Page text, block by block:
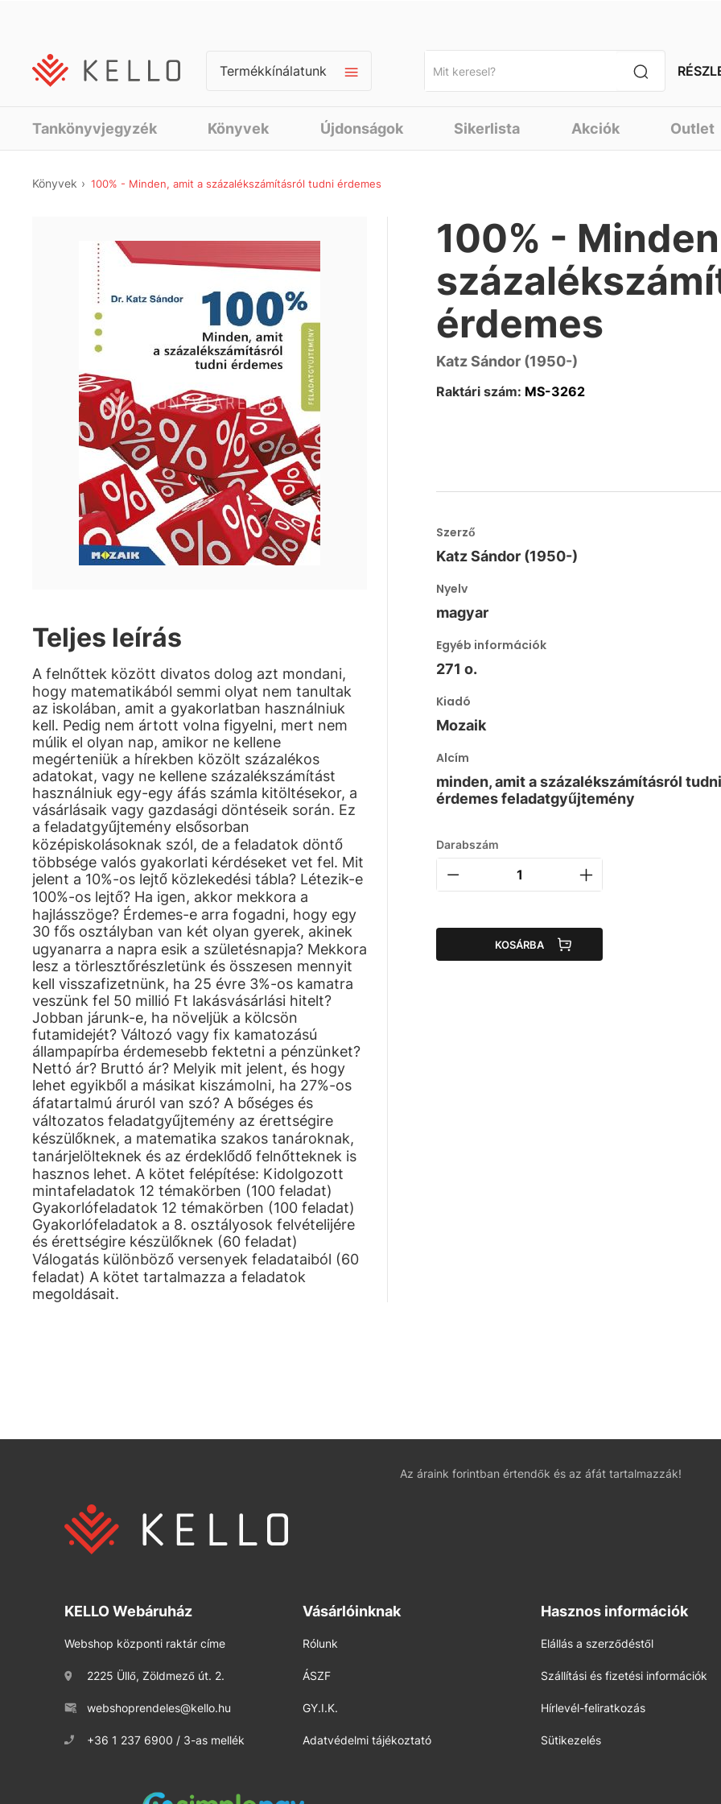
Termékkínálatunk
Tankönyvjegyzék Könyvek Újdonságok Sikerlista Akciók Outlet
Könyvek 100% - Minden, amit a százalékszámításról tudni érdemes
Teljes leírás
A felnőttek között divatos dolog azt mondani,
hogy matematikából semmi olyat nem tanultak
az iskolában, amit a gyakorlatban használniuk
kell. Pedig nem ártott volna figyelni, mert nem
múlik el olyan nap, amikor ne kellene
megérteniük a hírekben közölt százalékos
adatokat, vagy ne kellene százalékszámítást
használniuk egy-egy áfás számla kitöltésekor, a
vásárlásaik vagy gazdasági döntéseik során. Ez
a feladatgyűjtemény elsősorban
középiskolásoknak szól, de a feladatok döntő
többsége valós gyakorlati kérdéseket vet fel. Mit
jelent a 10%-os lejtő közlekedési tábla? Létezik-e
100%-os lejtő? Ha igen, akkor mekkora a
hajlásszöge? Érdemes-e arra fogadni, hogy egy
30 fős osztályban van két olyan gyerek, akinek
ugyanarra a napra esik a születésnapja? Mekkora
lesz a törlesztőrészletünk és összesen mennyit
kell visszafizetnünk, ha 25 évre 3%-os kamatra
veszünk fel 50 millió Ft lakásvásárlási hitelt?
Jobban járunk-e, ha növeljük a kölcsön
futamidejét? Változó vagy fix kamatozású
állampapírba érdemesebb fektetni a pénzünket?
Nettó ár? Bruttó ár? Melyik mit jelent, és hogy
lehet egyikből a másikat kiszámolni, ha 27%-os
áfatartalmú áruról van szó? A bőséges és
változatos feladatgyűjtemény az érettségire
készülőknek, a matematika szakos tanároknak,
tanárjelölteknek és az érdeklődő felnőtteknek is
hasznos lehet. A kötet felépítése: Kidolgozott
mintafeladatok 12 témakörben (100 feladat)
Gyakorlófeladatok 12 témakörben (100 feladat)
Gyakorlófeladatok a 8. osztályosok felvételijére
és érettségire készülőknek (60 feladat)
Válogatás különböző versenyek feladataiból (60
feladat) A kötet tartalmazza a feladatok
megoldásait.
100% -
érdemes
Katz Sándor (1950-)
Raktári szám: MS-3262
Szerző
Katz Sándor (1950-)
Nyelv
magyar
Egyéb információk
271 o.
Kiadó
Mozaik
Alcím
minden, amit a százalékszámításról tudni
érdemes feladatgyűjtemény
Darabszám
KOSÁRBA
Az áraink forintban értendők és az áfát tartalmazzák!
KELLO Webáruház
Webshop központi raktár címe
2225 Üllő, Zöldmező út. 2.
webshoprendeles@kello.hu
+36 1 237 6900 / 3-as mellék
Vásárlóinknak
Rólunk
ÁSZF
GY.I.K.
Adatvédelmi tájékoztató
Hasznos információk
Elállás a szerződéstől
Szállítási és fizetési információk
Hírlevél-feliratkozás
Sütikezelés